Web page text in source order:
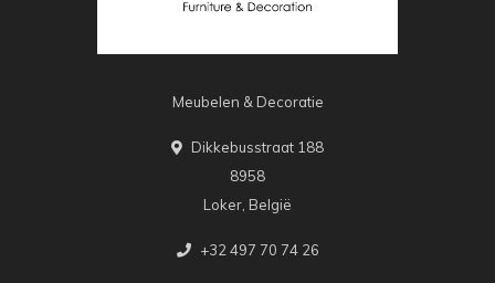
Meubelen & Decoratie
Dikkebusstraat 188
8958
Loker, België
+32 497 70 74 26